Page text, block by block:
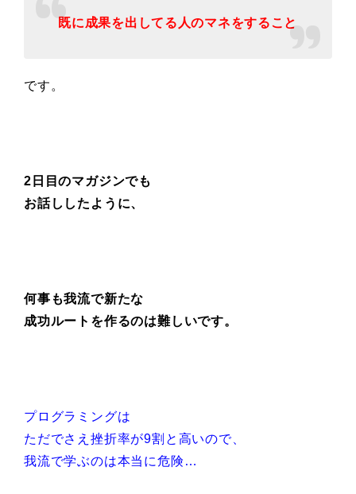
既に成果を出してる人のマネをすること
です。
2日目のマガジンでも
お話ししたように、
何事も我流で新たな
成功ルートを作るのは難しいです。
プログラミングは
ただでさえ挫折率が9割と高いので、
我流で学ぶのは本当に危険…